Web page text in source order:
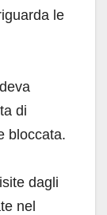
le
di
bloccata.
dagli
nel